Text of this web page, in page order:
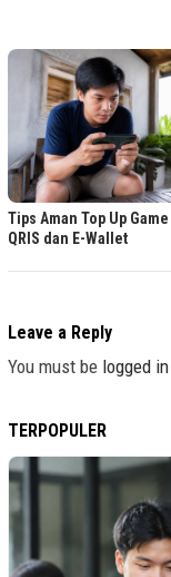
Tips Aman Top Up
QRIS dan E-Wallet
Leave a Reply
You must be logged in
TERPOPULER